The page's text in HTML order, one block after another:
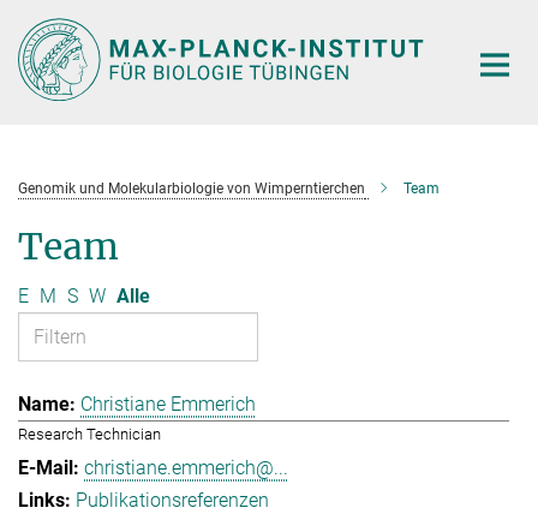
Hauptinhalt
Genomik und Molekularbiologie von Wimperntierchen Team
Team
E M S W Alle
Christiane Emmerich
Research Technician
christiane.emmerich@...
Publikationsreferenzen